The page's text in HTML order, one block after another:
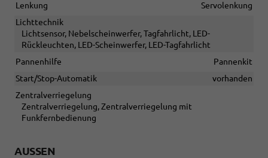
Lenkung
Servolenkung
Lichttechnik
Lichtsensor, Nebelscheinwerfer, Tagfahrlicht, LED-
Rückleuchten, LED-Scheinwerfer, LED-Tagfahrlicht
Pannenhilfe
Pannenkit
Start/Stop-Automatik
vorhanden
Zentralverriegelung
Zentralverriegelung, Zentralverriegelung mit
Funkfernbedienung
AUSSEN